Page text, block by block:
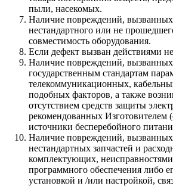
пыли, насекомых.
Наличие повреждений,
нестандартного или не
совместимость оборудования.
Если дефект вызван действиями
Наличие повреждений, вызванных
государственным стандартам
телекоммуникационных,
подобных факторов, а также
отсутствием средств защиты
рекомендованных Изготовителем
источники бесперебойного
Наличие повреждений,
нестандартных запчастей и
комплектующих, неисправностями
программного обеспечения либо
установкой и /или настройкой,